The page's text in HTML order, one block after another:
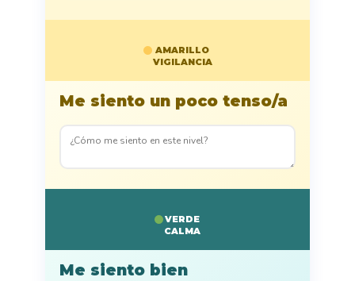
AMARILLO
VIGILANCIA
Me siento un poco tenso/a
VERDE
CALMA
Me siento bien